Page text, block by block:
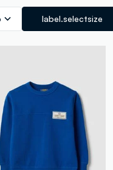
label.selectsize